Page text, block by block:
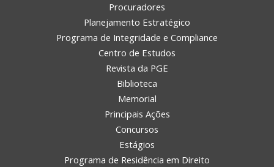
Procuradores
Planejamento Estratégico
Programa de Integridade e Compliance
Centro de Estudos
Revista da PGE
Biblioteca
Memorial
Principais Ações
Concursos
Estágios
Programa de Residência em Direito